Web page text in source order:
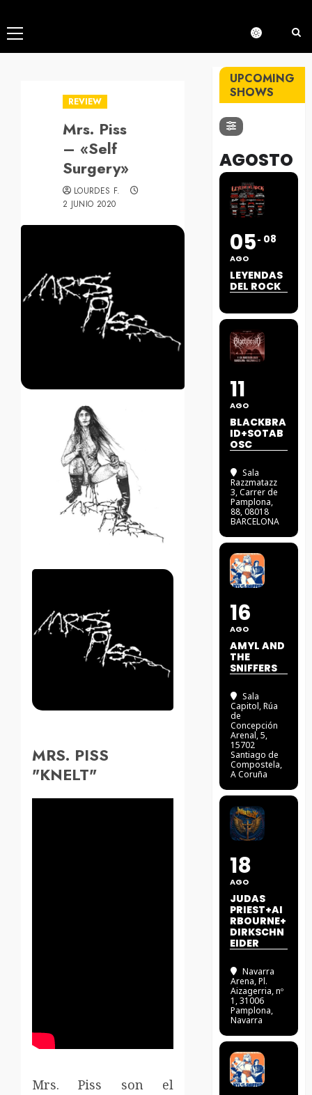
Menú
principal
REVIEW
Mrs. Piss
– «Self
Surgery»
LOURDES F.
2 JUNIO 2020
MRS. PISS
"KNELT"
Mrs. Piss son el
UPCOMING
SHOWS
AGOSTO
05
AGO
08
LEYENDAS
DEL ROCK
11
AGO
BLACKBRA
ID+SOTAB
OSC
Sala
Razzmatazz
3, Carrer de
Pamplona,
88, 08018
BARCELONA
16
AGO
AMYL AND
THE
SNIFFERS
Sala
Capitol, Rúa
de
Concepción
Arenal, 5,
15702
Santiago de
Compostela,
A Coruña
18
AGO
JUDAS
PRIEST+AI
RBOURNE+
DIRKSCHN
EIDER
Navarra
Arena, Pl.
Aizagerria, nº
1, 31006
Pamplona,
Navarra